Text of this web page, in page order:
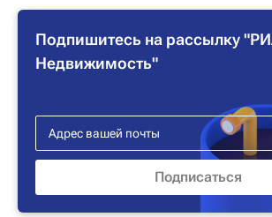
Подпишитесь на рассылку
Недвижимость"